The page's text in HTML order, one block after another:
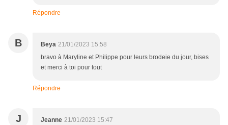
Répondre
B Beya 21/01/2023 15:58
bravo à Maryline et Philippe pour leurs brodeie du jour, bises
et merci à toi pour tout
Répondre
J Jeanne 21/01/2023 15:47